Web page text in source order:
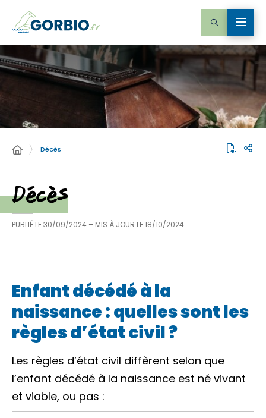
Décès
Décès
PUBLIÉ LE30/09/2024 – MIS À JOUR LE18/10/2024
Enfant décédé à la
naissance : quelles sont les
règles d’état civil ?
Les règles d’état civil diffèrent selon que
l’enfant décédé à la naissance est né vivant
et viable, ou pas :